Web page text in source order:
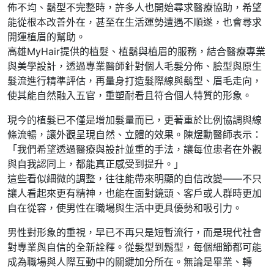
佈不均、鬍型不完整時，許多人也開始尋求醫療協助，希望
能從根本改善外在，甚至在生活運勢遭遇不順遂，也會尋求
開運植眉的幫助。
高雄MyHair提供的植髮、植鬍與植眉的服務，結合醫療專業
與美學設計，透過專業醫師針對個人毛髮分佈、臉型與原生
髮流進行精準評估，再量身打造髮際線與鬍型、眉毛走向，
使其能自然融入五官，重塑耐看且符合個人特質的形象。
現今的植髮已不僅是增加髮量而已，更著重於比例協調與線
條流暢，讓外觀呈現自然、立體的效果。陳煜勳醫師表示：
「我們希望透過醫療與設計並重的手法，讓每位患者在外觀
與自我認同上，都能真正感受到提升。」
這些看似細微的調整，往往能帶來明顯的自信改變——不只
讓人看起來更有精神，也能在面對鏡頭、客戶或人群時更加
自在從容，使男性在職場與生活中更具優勢和吸引力。
男性對形象的重視，早已不再只是短暫流行，而是現代社會
對專業與自信的全新詮釋。從髮型到鬍型，每個細節都可能
成為職場與人際互動中的關鍵加分所在。無論是畢業、轉